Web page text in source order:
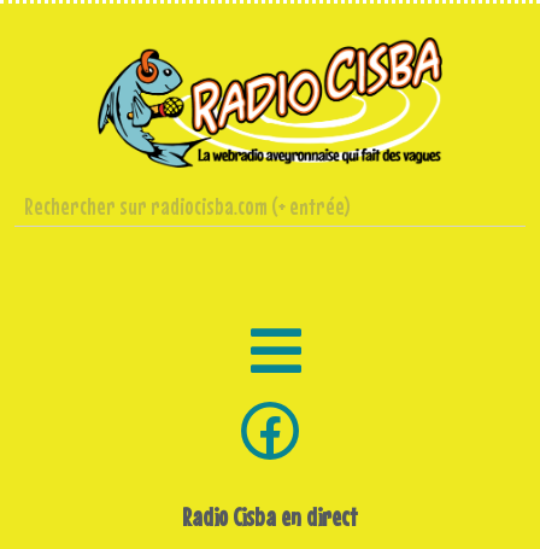
Radio Cisba en direct